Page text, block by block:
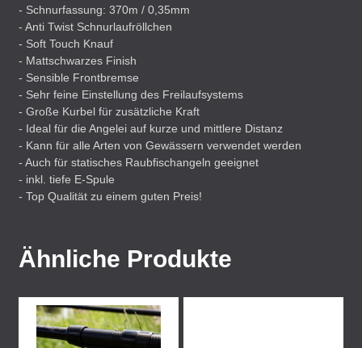
- Schnurfassung: 370m / 0,35mm
- Anti Twist Schnurlaufröllchen
- Soft Touch Knauf
- Mattschwarzes Finish
- Sensible Frontbremse
- Sehr feine Einstellung des Freilaufsystems
- Große Kurbel für zusätzliche Kraft
- Ideal für die Angelei auf kurze und mittlere Distanz
- Kann für alle Arten von Gewässern verwendet werden
- Auch für statisches Raubfischangeln geeignet
- inkl. tiefe E-Spule
- Top Qualität zu einem guten Preis!
Ähnliche Produkte